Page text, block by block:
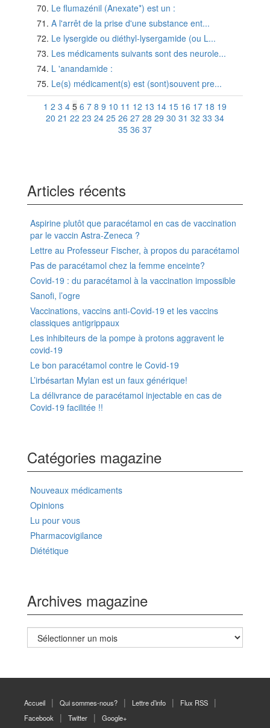
Le flumazénil (Anexate*) est un :
A l'arrêt de la prise d'une substance ent...
Le lysergide ou diéthyl-lysergamide (ou L...
Les médicaments suivants sont des neurole...
L 'anandamide :
Le(s) médicament(s) est (sont)souvent pre...
1 2 3 4 5 6 7 8 9 10 11 12 13 14 15 16 17 18 19
20 21 22 23 24 25 26 27 28 29 30 31 32 33 34
35 36 37
Articles récents
Aspirine plutôt que paracétamol en cas de vaccination
par le vaccin Astra-Zeneca ?
Lettre au Professeur Fischer, à propos du paracétamol
Pas de paracétamol chez la femme enceinte?
Covid-19 : du paracétamol à la vaccination impossible
Sanofi, l’ogre
Vaccinations, vaccins anti-Covid-19 et les vaccins
classiques antigrippaux
Les inhibiteurs de la pompe à protons aggravent le
covid-19
Le bon paracétamol contre le Covid-19
L’irbésartan Mylan est un faux générique!
La délivrance de paracétamol injectable en cas de
Covid-19 facilitée !!
Catégories magazine
Nouveaux médicaments
Opinions
Lu pour vous
Pharmacovigilance
Diététique
Archives magazine
Archives
magazine
Accueil Qui sommes-nous? Lettre d’info
Flux RSS
Facebook
Twitter Google+